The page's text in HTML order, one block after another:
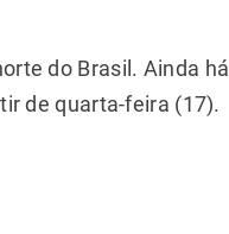
do Brasil. Ainda há
de quarta-feira (17).